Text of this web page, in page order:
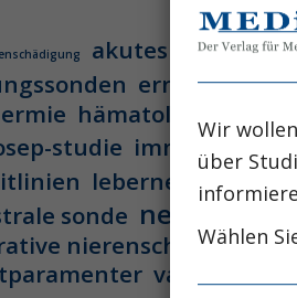
akutes
hämatologie
studie
lebernekrose
sonde nephro-
nierenschädigung
Wir
über
Wählen